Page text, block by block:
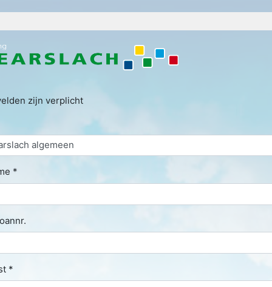
zijn verplicht
*
*